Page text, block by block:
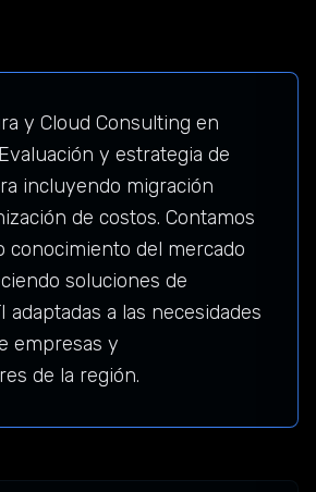
y Cloud Consulting en
y estrategia de
incluyendo migración
de costos. Contamos
conocimiento del mercado
soluciones de
adaptadas a las necesidades
empresas y
de la región.